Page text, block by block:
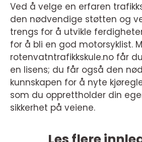
Ved å velge en erfaren
den nødvendige støtten og
trengs for å utvikle
for å bli en god motorsyklist.
rotenvatntrafikkskule.no får
en lisens; du får også den
kunnskapen for å nyte
som du opprettholder din
sikkerhet på veiene.